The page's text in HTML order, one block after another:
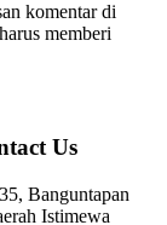
komentar di
memberi
Us
Banguntapan
Istimewa